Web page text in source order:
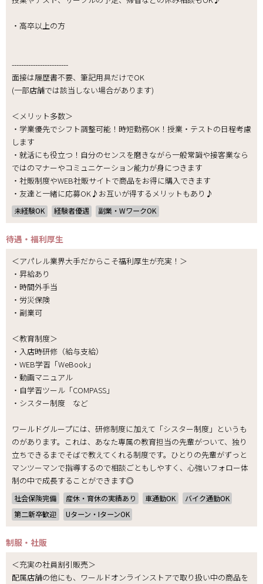
・高卒以上の方
------------------------
面接は履歴書不要、筆記用具だけでOK
(一部店舗では該当しない場合があります)
＜メリット多数＞
・学業優先でシフト調整可能！時短勤務OK！授業・テストの日程考慮
します
・就活にも役立つ！自分のセンスを磨きながら一般常識や接客業なら
ではのマナーやコミュニケーション能力が身につきます
・社販制度やWEB社販サイトで商品をお得に購入できます
・友達と一緒に応募OK♪お互いが得するメリットもあり♪
未経験OK 経験者優遇 副業・WワークOK
待遇・福利厚生
＜アパレル業界大手だからこそ福利厚生が充実！＞
・昇給あり
・時間外手当
・労災保険
・副業可
＜教育制度＞
・入店時研修（給与支給）
・WEB学習「WeBook」
・動画マニュアル
・自学習ツール「COMPASS」
・シスター制度 など
ワールドグループには、研修制度に加えて「シスター制度」というも
のがあります。これは、あなた専属の教育担当の先輩がついて、独り
立ちできるまでそばで教えてくれる制度です。ひとりの先輩がずっと
マンツーマンで指導するので相談ごともしやすく、心強いフォロー体
制の中で成長することができます◎
社会保険完備 産休・育休の実績あり 車通勤OK
バイク通勤OK
第二新卒歓迎
Uターン・IターンOK
制服・社販
＜充実の社員割引販売＞
配属店舗の他にも、ワールドオンラインストアで取り扱い中の商品を